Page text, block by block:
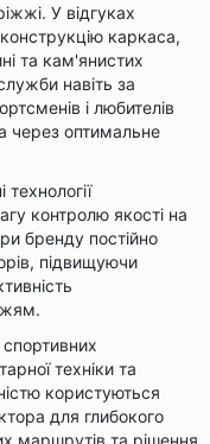
У відгуках
каркаса,
та кам'янистих
навіть за
і любителів
через оптимальне
контролю якості на
бренду постійно
підвищуючи
техніки та
користуються
для глибокого
маршрутів та рішення